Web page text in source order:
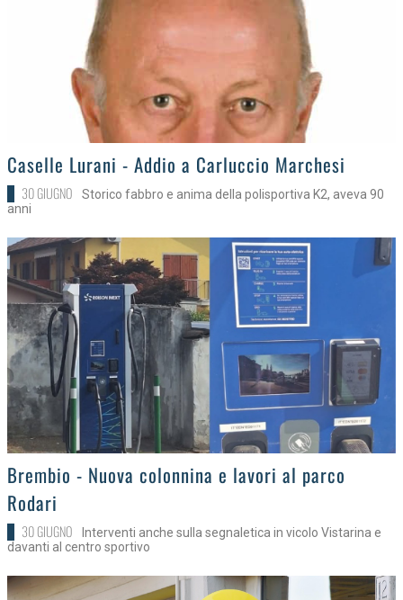
>
Caselle Lurani - Addio a Carluccio Marchesi
30 GIUGNO
Storico fabbro e anima della polisportiva K2, aveva 90
anni
>
Brembio - Nuova colonnina e lavori al parco
Rodari
30 GIUGNO
Interventi anche sulla segnaletica in vicolo Vistarina e
davanti al centro sportivo